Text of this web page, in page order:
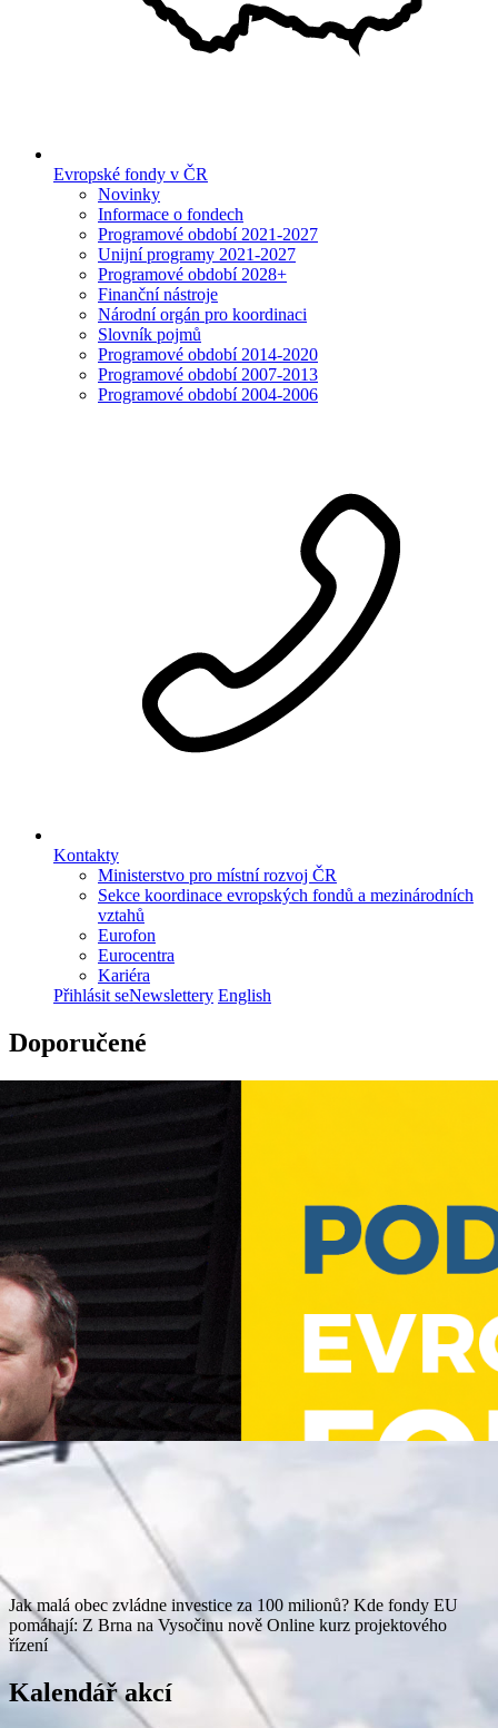
Evropské fondy v ČR
Novinky
Informace o fondech
Programové období 2021-2027
Unijní programy 2021-2027
Programové období 2028+
Finanční nástroje
Národní orgán pro koordinaci
Slovník pojmů
Programové období 2014-2020
Programové období 2007-2013
Programové období 2004-2006
Kontakty
Ministerstvo pro místní rozvoj ČR
Sekce koordinace evropských fondů a mezinárodních
vztahů
Eurofon
Eurocentra
Kariéra
Přihlásit seNewslettery English
Doporučené
Jak malá obec zvládne investice za 100 milionů? Kde fondy EU
pomáhají: Z Brna na Vysočinu nově Online kurz projektového
řízení
Kalendář akcí